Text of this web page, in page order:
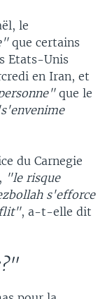
le
que certains
Etats-Unis
en Iran, et
que le
du Carnegie
"le risque
s'efforce
, a-t-elle dit